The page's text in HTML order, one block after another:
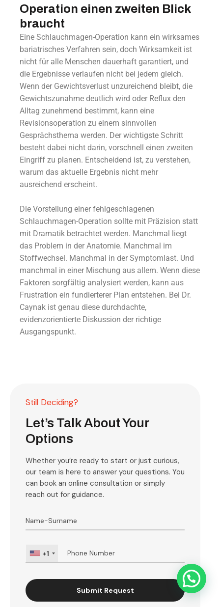
Operation einen zweiten Blick
braucht
Eine Schlauchmagen-Operation kann ein wirksames
bariatrisches Verfahren sein, doch Wirksamkeit ist
nicht für alle Menschen dauerhaft garantiert, und
die Ergebnisse verlaufen nicht bei jedem gleich.
Wenn der Gewichtsverlust unzureichend bleibt, die
Gewichtszunahme deutlich wird oder Reflux den
Alltag zunehmend bestimmt, kann eine
Revisionsoperation zu einem sinnvollen
Gesprächsthema werden. Der wichtigste Schritt
besteht dabei nicht darin, vorschnell einen zweiten
Eingriff zu planen. Entscheidend ist, zu verstehen,
warum das aktuelle Ergebnis nicht mehr
ausreichend erscheint.
Die Vorstellung einer fehlgeschlagenen
Schlauchmagen-Operation sollte mit Präzision statt
mit Dramatik betrachtet werden. Manchmal liegt
das Problem in der Anatomie. Manchmal im
Stoffwechsel. Manchmal in der Symptomlast. Und
manchmal in einer Mischung aus allem. Wenn diese
Faktoren sorgfältig analysiert werden, kann aus
Frustration ein fundierterer Plan entstehen. Bei Dr.
Caynak ist genau diese durchdachte,
evidenzorientierte Diskussion der richtige
Ausgangspunkt.
Still Deciding?
Let’s Talk About Your
Options
Whether you’re ready to start or just curious,
our team is here to answer your questions. You
can book an online consultation or simply
reach out for guidance.
+1
Submit Request